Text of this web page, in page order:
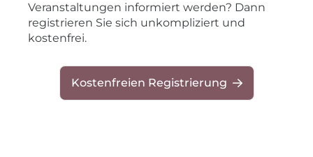
Veranstaltungen informiert werden? Dann
registrieren Sie sich unkompliziert und
kostenfrei.
Kostenfreien Registrierung